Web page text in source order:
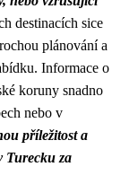
destinacích sice
plánování a
Informace o
koruny snadno
nebo v
příležitost a
Turecku za